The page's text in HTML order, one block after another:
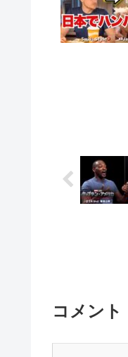
コメント